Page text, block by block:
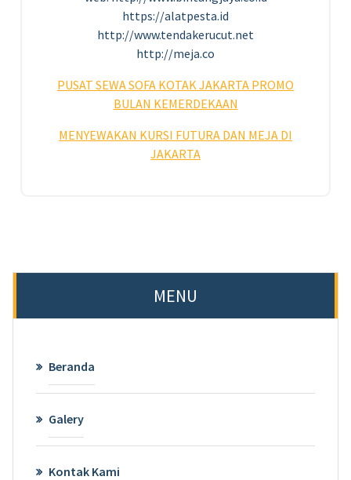
https://alatpesta.id
http://www.tendakerucut.net
http://meja.co
PUSAT SEWA SOFA KOTAK JAKARTA PROMO
BULAN KEMERDEKAAN
MENYEWAKAN KURSI FUTURA DAN MEJA DI
JAKARTA
MENU
Beranda
Galery
Kontak Kami